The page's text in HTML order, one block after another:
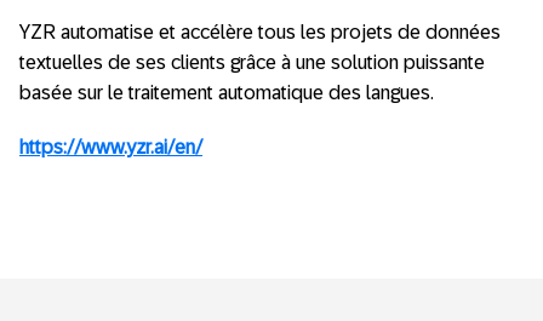
YZR automatise et accélère tous les projets de données
textuelles de ses clients grâce à une solution puissante
basée sur le traitement automatique des langues.
https://www.yzr.ai/en/